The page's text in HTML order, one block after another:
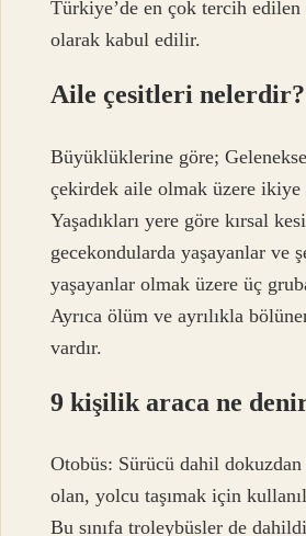
Türkiye’de en çok tercih
olarak kabul edilir.
Aile çesitleri nelerdir?
Büyüklüklerine göre;
çekirdek aile olmak üzere ikiye
Yaşadıkları yere göre kırsal
gecekondularda yaşayanlar ve
yaşayanlar olmak üzere üç
Ayrıca ölüm ve ayrılıkla
vardır.
9 kişilik araca ne
Otobüs: Sürücü dahil
olan, yolcu taşımak için
Bu sınıfa troleybüsler de